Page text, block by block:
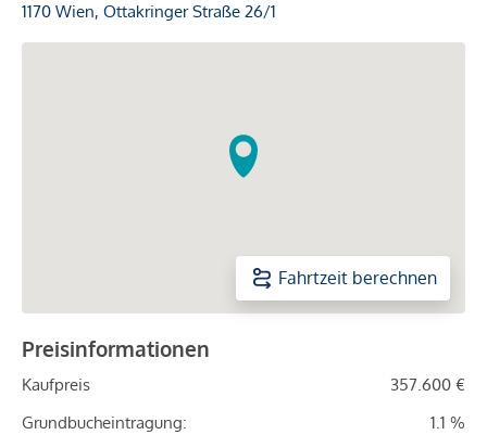
1170 Wien, Ottakringer Straße 26/1
Fahrtzeit berechnen
Preisinformationen
Kaufpreis
357.600 €
Grundbucheintragung:
1.1 %